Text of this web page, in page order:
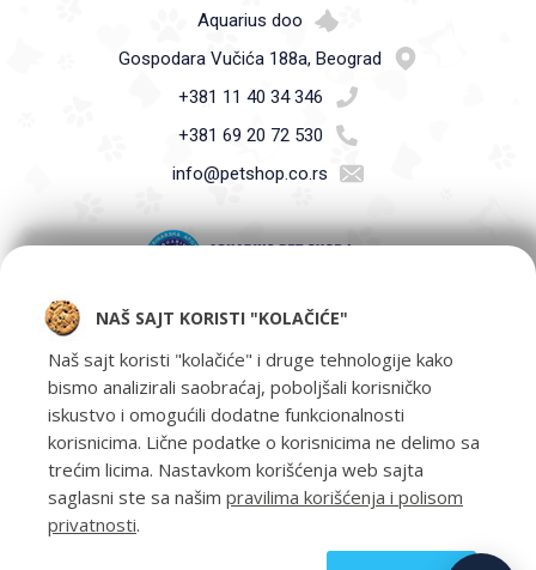
Aquarius doo
Gospodara Vučića 188a, Beograd
+381 11 40 34 346
+381 69 20 72 530
info@petshop.co.rs
Pet Shop Aquarius - Vaši ljubimci zaslužuju samo najbolje -
oprema za kućne ljubimce i hrana za kućne ljubimce Beograd.
NAŠ SAJT KORISTI "KOLAČIĆE"
Naš sajt koristi "kolačiće" i druge tehnologije kako
bismo analizirali saobraćaj, poboljšali korisničko
iskustvo i omogućili dodatne funkcionalnosti
korisnicima. Lične podatke o korisnicima ne delimo sa
trećim licima. Nastavkom korišćenja web sajta
saglasni ste sa našim pravilima korišćenja i polisom
privatnosti.